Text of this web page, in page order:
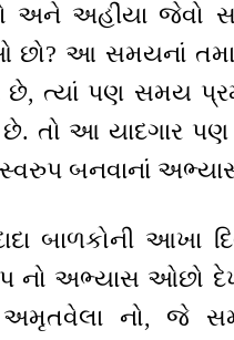
અને અહીંયા જેવો
આ સમયનાં
છે, ત્યાં પણ સમય
છે. તો આ યાદગાર
બનવાનાં
બાળકોની આખા
નો અભ્યાસ ઓછો
નો, જે સમય